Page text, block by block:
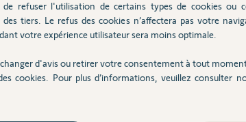
chauffage, je vous donne la
V2.
refuser l'utilisation de certains types de cookies ou
des tiers. Le refus des cookies n’affectera pas votre
votre expérience utilisateur sera moins optimale.
d'avis ou retirer votre consentement à tout
cookies. Pour plus d’informations, veuillez consulter